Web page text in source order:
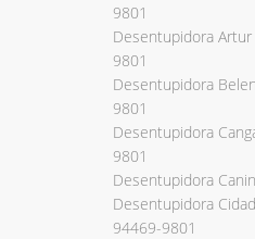
9801
Desentupidora
9801
Desentupidora
9801
Desentupidora
9801
Desentupidora
Desentupidora
94469-9801